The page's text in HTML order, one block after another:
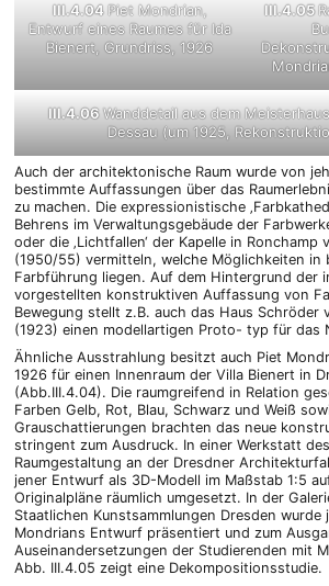
III.4.04Piet Mondrian,
Entwurf eines Raumes für Ida
Bienert, Grundriss, 1926
III.4.05
III.4.06Wanddetail aus dem
Dessau (um 1925,
Auch der architektonische Raum wurde von
bestimmte Auffassungen über das
zu machen. Die expressionistische
Behrens im Verwaltungsgebäude der
oder die ‚Lichtfallen‘ der Kapelle in Ronchamp
(1950/55) vermitteln, welche Möglichkeiten in
Farbführung liegen. Auf dem Hintergrund der
vorgestellten konstruktiven Auffassung von
Bewegung stellt z.B. auch das Haus Schröder
(1923) einen modellartigen Proto- typ für das
Ähnliche Ausstrahlung besitzt auch Piet
1926 für einen Innenraum der Villa Bienert in
(Abb.III.4.04). Die raumgreifend in Relation
Farben Gelb, Rot, Blau, Schwarz und Weiß
Grauschattierungen brachten das neue
stringent zum Ausdruck. In einer Werkstatt
Raumgestaltung an der Dresdner
jener Entwurf als 3D-Modell im Maßstab 1:5
Originalpläne räumlich umgesetzt. In der
Staatlichen Kunstsammlungen Dresden wurde
Mondrians Entwurf präsentiert und zum
Auseinandersetzungen der Studierenden mit
Abb. III.4.05 zeigt eine Dekompositionsstudie.